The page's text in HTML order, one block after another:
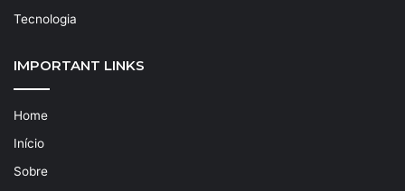
Tecnologia
IMPORTANT LINKS
Home
Início
Sobre